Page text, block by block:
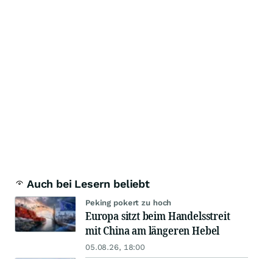
Auch bei Lesern beliebt
Peking pokert zu hoch
Europa sitzt beim Handelsstreit
mit China am längeren Hebel
05.08.26, 18:00